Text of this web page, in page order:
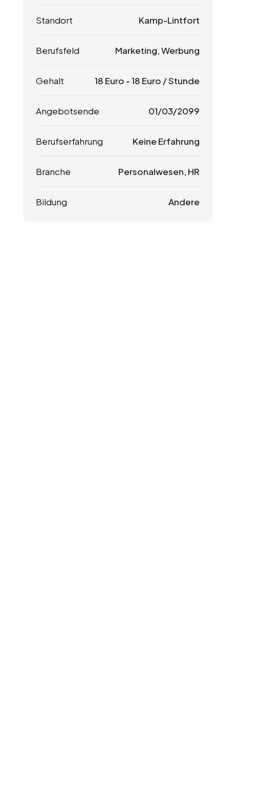
Standort Kamp-Lintfort
Berufsfeld Marketing, Werbung
Gehalt 18 Euro -18 Euro / Stunde
Angebotsende 01/03/2099
Berufserfahrung Keine Erfahrung
Branche Personalwesen, HR
Bildung Andere